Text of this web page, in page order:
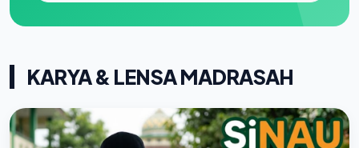
KARYA & LENSA MADRASAH